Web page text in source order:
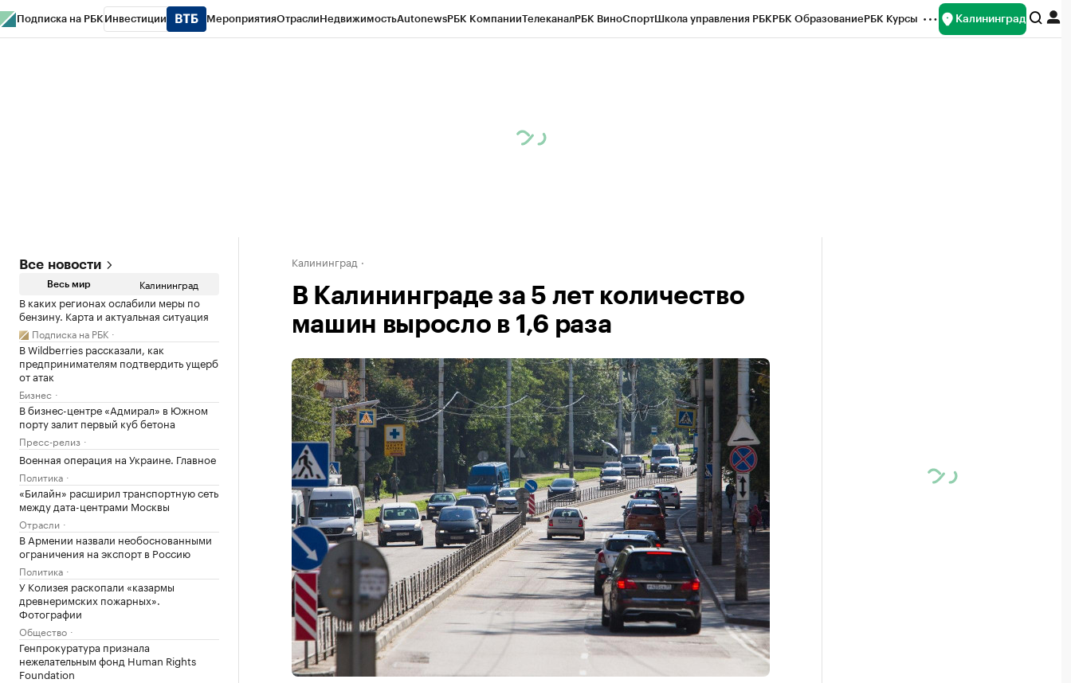
Подписка на РБК Инвестиции МероприятияОтраслиНедвижимостьAutonewsРБК КомпанииТелеканалРБК ВиноСпортШкола управления РБКРБК ОбразованиеРБК Курсы Калининград
Все новости
Весь мир Калининград
В каких регионах ослабили меры по
бензину. Карта и актуальная ситуация
Подписка на РБК
В Wildberries рассказали, как
предпринимателям подтвердить ущерб
от атак
Бизнес
В бизнес-центре «Адмирал» в Южном
порту залит первый куб бетона
Пресс-релиз
Военная операция на Украине. Главное
Политика
«Билайн» расширил транспортную сеть
между дата-центрами Москвы
Отрасли
В Армении назвали необоснованными
ограничения на экспорт в Россию
Политика
У Колизея раскопали «казармы
древнеримских пожарных».
Фотографии
Общество
Генпрокуратура признала
нежелательным фонд Human Rights
Foundation
Калининград
В Калининграде за 5 лет количество
машин выросло в 1,6 раза